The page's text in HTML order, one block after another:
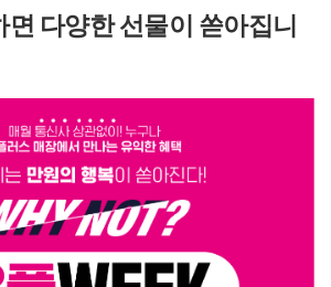
면 다양한 선물이 쏟아집니